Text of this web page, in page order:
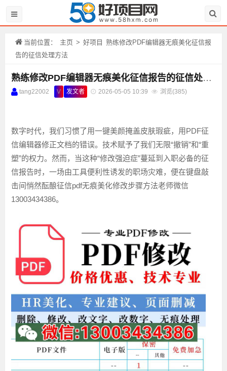
当前位置： 主页 > 好项目 熟练修改PDF编辑器无痕美化征信报
告的征信处理方法
熟练修改PDF编辑器无痕美化征信报告的征信处理方法
tang22002 V 发文者 2026-05-05 10:39 浏览(385)
数字时代，我们习惯了用一键美颜掩盖皮肤瑕疵，用PDF征
信编辑器修正文档的错误。技术赋予了我们无限“撤销”和“重
塑”的权力。然而，当这种“修改强迫症”蔓延到入职必备的征
信报告时，一场由工具便利性诱发的职场灾难，便在键盘敲
击间悄然酝酿征信pdf无痕美化修改步骤方法老师微信
13003434386。